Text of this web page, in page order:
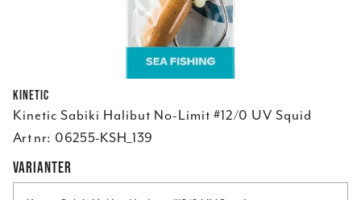
Kinetic
Kinetic Sabiki Halibut No-Limit #12/0 UV Squid
Art nr: 06255-KSH_139
VARIANTER